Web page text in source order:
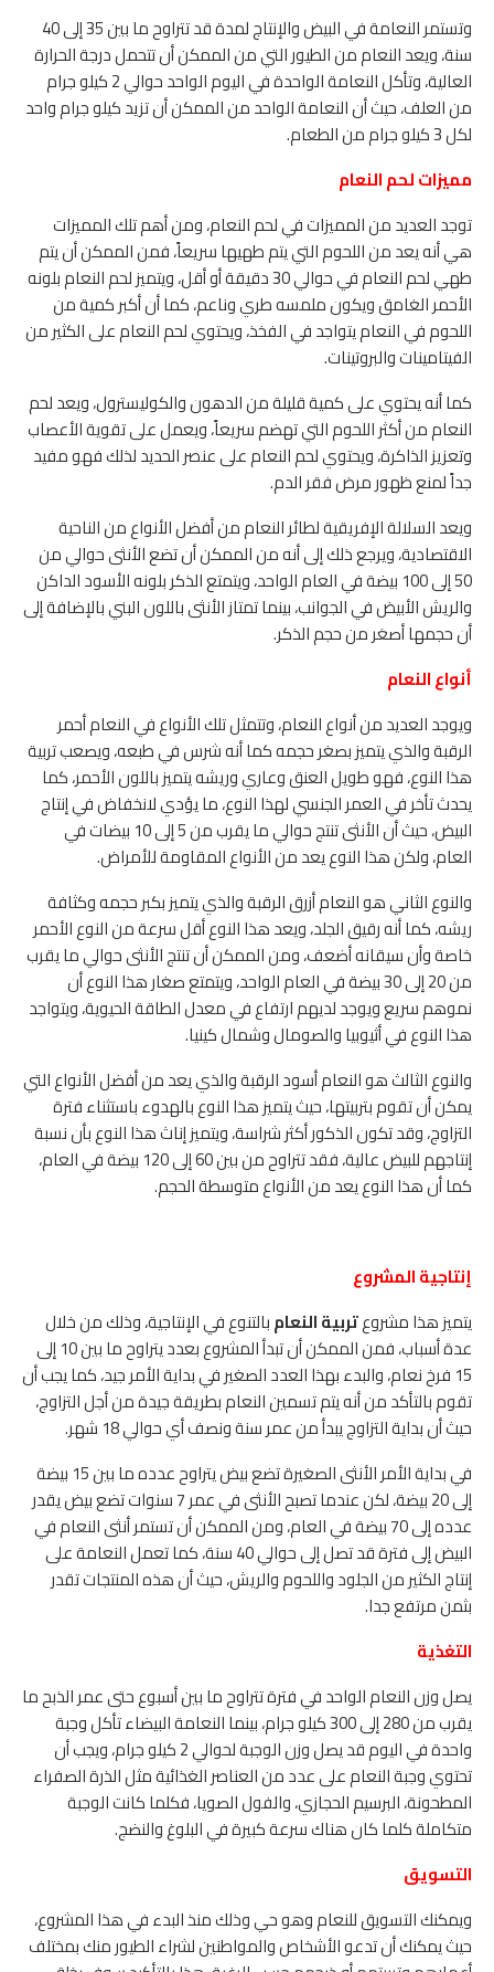
وتستمر النعامة في البيض والإنتاج لمدة قد تتراوح ما بين 35 إلى 40
سنة، ويعد النعام من الطيور التي من الممكن أن تتحمل درجة الحرارة
العالية، وتأكل النعامة الواحدة في اليوم الواحد حوالي 2 كيلو جرام
من العلف، حيث أن النعامة الواحد من الممكن أن تزيد كيلو جرام واحد
لكل 3 كيلو جرام من الطعام.
مميزات لحم النعام
توجد العديد من المميزات في لحم النعام، ومن أهم تلك المميزات
هي أنه يعد من اللحوم التي يتم طهيها سريعاً، فمن الممكن أن يتم
طهي لحم النعام في حوالي 30 دقيقة أو أقل، ويتميز لحم النعام بلونه
الأحمر الغامق ويكون ملمسه طري وناعم، كما أن أكبر كمية من
اللحوم في النعام يتواجد في الفخذ، ويحتوي لحم النعام على الكثير من
الفيتامينات والبروتينات.
كما أنه يحتوي على كمية قليلة من الدهون والكوليسترول، ويعد لحم
النعام من أكثر اللحوم التي تهضم سريعاً، ويعمل على تقوية الأعصاب
وتعزيز الذاكرة، ويحتوي لحم النعام على عنصر الحديد لذلك فهو مفيد
جداً لمنع ظهور مرض فقر الدم.
ويعد السلالة الإفريقية لطائر النعام من أفضل الأنواع من الناحية
الاقتصادية، ويرجع ذلك إلى أنه من الممكن أن تضع الأنثى حوالي من
50 إلى 100 بيضة في العام الواحد، ويتمتع الذكر بلونه الأسود الداكن
والريش الأبيض في الجوانب، بينما تمتاز الأنثى باللون البني بالإضافة إلى
أن حجمها أصغر من حجم الذكر.
أنواع النعام
ويوجد العديد من أنواع النعام، وتتمثل تلك الأنواع في النعام أحمر
الرقبة والذي يتميز بصغر حجمه كما أنه شرس في طبعه، ويصعب تربية
هذا النوع، فهو طويل العنق وعاري وريشه يتميز باللون الأحمر، كما
يحدث تأخر في العمر الجنسي لهذا النوع، ما يؤدي لانخفاض في إنتاج
البيض، حيث أن الأنثى تنتج حوالي ما يقرب من 5 إلى 10 بيضات في
العام، ولكن هذا النوع يعد من الأنواع المقاومة للأمراض.
والنوع الثاني هو النعام أزرق الرقبة والذي يتميز بكبر حجمه وكثافة
ريشه، كما أنه رقيق الجلد، ويعد هذا النوع أقل سرعة من النوع الأحمر
خاصة وأن سيقانه أضعف، ومن الممكن أن تنتج الأنثى حوالي ما يقرب
من 20 إلى 30 بيضة في العام الواحد، ويتمتع صغار هذا النوع أن
نموهم سريع ويوجد لديهم ارتفاع في معدل الطاقة الحيوية، ويتواجد
هذا النوع في أثيوبيا والصومال وشمال كينيا.
والنوع الثالث هو النعام أسود الرقبة والذي يعد من أفضل الأنواع التي
يمكن أن تقوم بتربيتها، حيث يتميز هذا النوع بالهدوء باستثناء فترة
التزاوج، وقد تكون الذكور أكثر شراسة، ويتميز إناث هذا النوع بأن نسبة
إنتاجهم للبيض عالية، فقد تتراوح من بين 60 إلى 120 بيضة في العام،
كما أن هذا النوع يعد من الأنواع متوسطة الحجم.
إنتاجية المشروع
يتميز هذا مشروعتربية النعامبالتنوع في الإنتاجية، وذلك من خلال
عدة أسباب، فمن الممكن أن تبدأ المشروع بعدد يتراوح ما بين 10 إلى
15 فرخ نعام، والبدء بهذا العدد الصغير في بداية الأمر جيد، كما يجب أن
تقوم بالتأكد من أنه يتم تسمين النعام بطريقة جيدة من أجل التزاوج،
حيث أن بداية التزاوج يبدأ من عمر سنة ونصف أي حوالي 18 شهر.
في بداية الأمر الأنثى الصغيرة تضع بيض يتراوح عدده ما بين 15 بيضة
إلى 20 بيضة، لكن عندما تصبح الأنثى في عمر 7 سنوات تضع بيض يقدر
عدده إلى 70 بيضة في العام، ومن الممكن أن تستمر أنثى النعام في
البيض إلى فترة قد تصل إلى حوالي 40 سنة، كما تعمل النعامة على
إنتاج الكثير من الجلود واللحوم والريش، حيث أن هذه المنتجات تقدر
بثمن مرتفع جدا.
التغذية
يصل وزن النعام الواحد في فترة تتراوح ما بين أسبوع حتى عمر الذبح ما
يقرب من 280 إلى 300 كيلو جرام، بينما النعامة البيضاء تأكل وجبة
واحدة في اليوم قد يصل وزن الوجبة لحوالي 2 كيلو جرام، ويجب أن
تحتوي وجبة النعام على عدد من العناصر الغذائية مثل الذرة الصفراء
المطحونة، البرسيم الحجازي، والفول الصويا، فكلما كانت الوجبة
متكاملة كلما كان هناك سرعة كبيرة في البلوغ والنضج.
التسويق
ويمكنك التسويق للنعام وهو حي وذلك منذ البدء في هذا المشروع،
حيث يمكنك أن تدعو الأشخاص والمواطنين لشراء الطيور منك بمختلف